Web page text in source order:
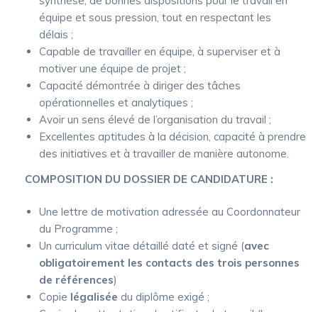
équipe et sous pression, tout en respectant les
délais ;
Capable de travailler en équipe, à superviser et à
motiver une équipe de projet ;
Capacité démontrée à diriger des tâches
opérationnelles et analytiques ;
Avoir un sens élevé de l’organisation du travail ;
Excellentes aptitudes à la décision, capacité à prendre
des initiatives et à travailler de manière autonome.
COMPOSITION DU DOSSIER DE CANDIDATURE :
Une lettre de motivation adressée au Coordonnateur
du Programme ;
Un curriculum vitae détaillé daté et signé (avec
obligatoirement les contacts des trois personnes
de références)
Copie légalisée du diplôme exigé ;